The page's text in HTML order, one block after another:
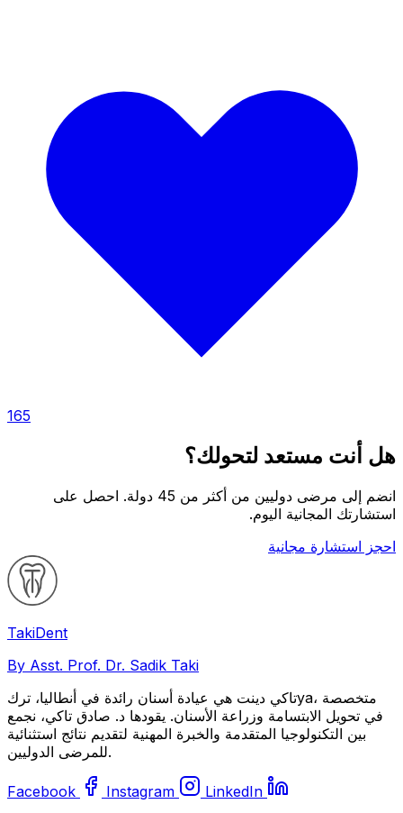
165
هل أنت مستعد لتحولك؟
انضم إلى مرضى دوليين من أكثر من 45 دولة. احصل على
استشارتك المجانية اليوم.
احجز استشارة مجانية
TakiDent
By Asst. Prof. Dr. Sadik Taki
تاكي دينت هي عيادة أسنان رائدة في أنطاليا، تركya، متخصصة
في تحويل الابتسامة وزراعة الأسنان. يقودها د. صادق تاكي، نجمع
بين التكنولوجيا المتقدمة والخبرة المهنية لتقديم نتائج استثنائية
للمرضى الدوليين.
Facebook Instagram LinkedIn